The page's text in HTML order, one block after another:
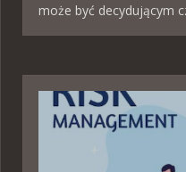
może być decydującym